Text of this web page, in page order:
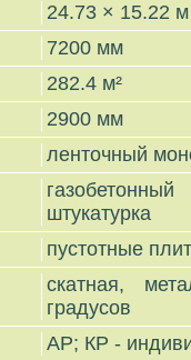
24.73 × 15.22 м
7200 мм
282.4 м²
2900 мм
ленточный
штукатурка
пустотные
скатная,
градусов
АР; КР -